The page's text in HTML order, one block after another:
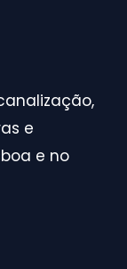
e
e no